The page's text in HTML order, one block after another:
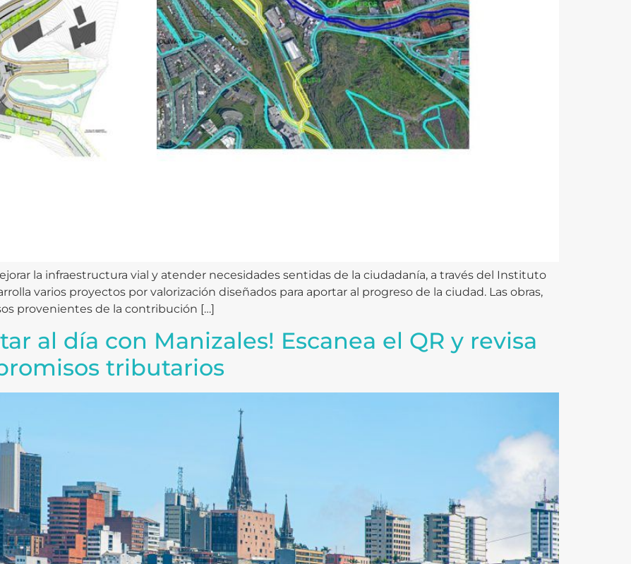
la infraestructura vial y atender necesidades sentidas de la ciudadanía, a través del Instituto
varios proyectos por valorización diseñados para aportar al progreso de la ciudad. Las obras,
provenientes de la contribución […]
al día con Manizales! Escanea el QR y revisa
tributarios